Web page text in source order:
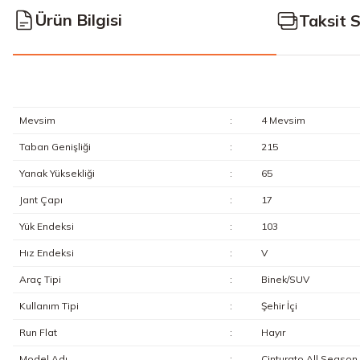
Ürün Bilgisi Taksit
Mevsim : 4 Mevsim
Taban Genişliği : 215
Yanak Yüksekliği : 65
Jant Çapı : 17
Yük Endeksi : 103
Hız Endeksi : V
Araç Tipi : Binek/SUV
Kullanım Tipi : Şehir İçi
Run Flat : Hayır